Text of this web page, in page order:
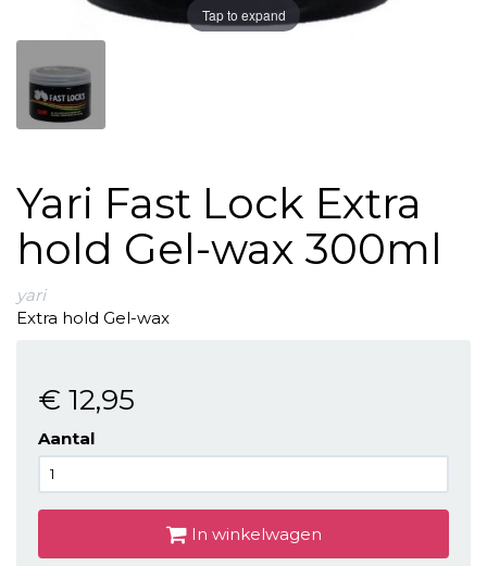
Tap to expand
Yari Fast Lock Extra
hold Gel-wax 300ml
yari
Extra hold Gel-wax
€ 12,95
Aantal
In winkelwagen